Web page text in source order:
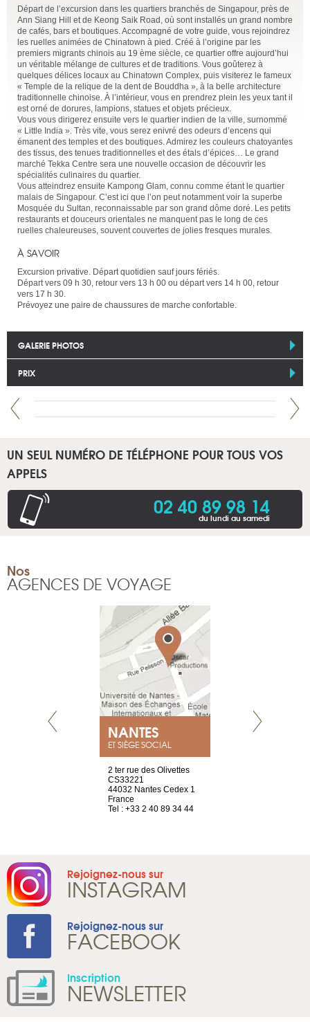
Départ de l’excursion dans les quartiers branchés de Singapour, près de
Ann Siang Hill et de Keong Saik Road, où sont installés un grand nombre
de cafés, bars et boutiques. Accompagné de votre guide, vous rejoindrez
les ruelles animées de Chinatown à pied. Créé à l’origine par les
premiers migrants chinois au 19 ème siècle, ce quartier offre aujourd’hui
un véritable mélange de cultures et de traditions. Vous goûterez à
quelques délices locaux au Chinatown Complex, puis visiterez le fameux
« Temple de la relique de la dent de Bouddha », à la belle architecture
traditionnelle chinoise. À l’intérieur, vous en prendrez plein les yeux tant il
est orné de dorures, lampions, statues et objets précieux.
Vous vous dirigerez ensuite vers le quartier indien de la ville, surnommé
« Little India ». Très vite, vous serez enivré des odeurs d’encens qui
émanent des temples et des boutiques. Admirez les couleurs chatoyantes
des tissus, des tenues traditionnelles et des étals d’épices… Le grand
marché Tekka Centre sera une nouvelle occasion de découvrir les
spécialités culinaires du quartier.
Vous atteindrez ensuite Kampong Glam, connu comme étant le quartier
malais de Singapour. C’est ici que l’on peut notamment voir la superbe
Mosquée du Sultan, reconnaissable par son grand dôme doré. Les petits
restaurants et douceurs orientales ne manquent pas le long de ces
ruelles chaleureuses, souvent couvertes de jolies fresques murales.
À SAVOIR
Excursion privative. Départ quotidien sauf jours fériés.
Départ vers 09 h 30, retour vers 13 h 00 ou départ vers 14 h 00, retour
vers 17 h 30.
Prévoyez une paire de chaussures de marche confortable.
GALERIE PHOTOS
PRIX
UN SEUL NUMÉRO DE TÉLÉPHONE POUR TOUS VOS
APPELS
02 40 89 98 14
du lundi au samedi
Nos
AGENCES DE VOYAGE
NANTES
ET SIÈGE SOCIAL
2 ter rue des Olivettes
CS33221
44032 Nantes Cedex 1
France
Tel : +33 2 40 89 34 44
Rejoignez-nous sur
INSTAGRAM
Rejoignez-nous sur
FACEBOOK
Inscription
NEWSLETTER